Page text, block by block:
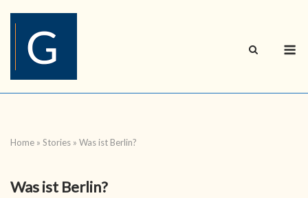
content
Home » Stories » Was ist Berlin?
Was ist Berlin?